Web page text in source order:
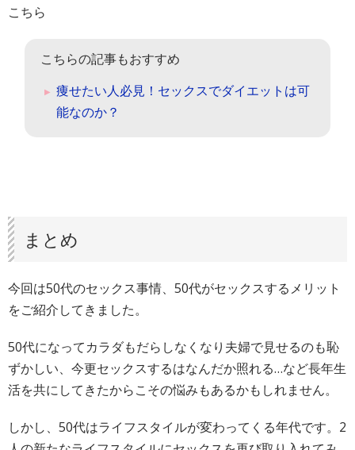
こちら
こちらの記事もおすすめ
痩せたい人必見！セックスでダイエットは可
能なのか？
まとめ
今回は50代のセックス事情、50代がセックスするメリット
をご紹介してきました。
50代になってカラダもだらしなくなり夫婦で見せるのも恥
ずかしい、今更セックスするはなんだか照れる…など長年生
活を共にしてきたからこその悩みもあるかもしれません。
しかし、50代はライフスタイルが変わってくる年代です。2